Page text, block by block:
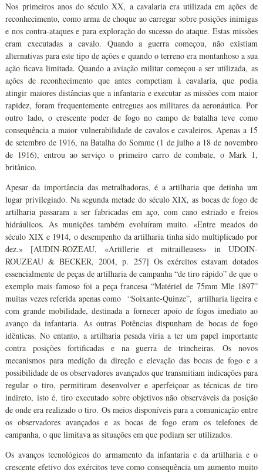
Nos primeiros anos do século XX, a cavalaria era utilizada em ações de
reconhecimento, como arma de choque ao carregar sobre posições inimigas
e nos contra-ataques e para exploração do sucesso do ataque. Estas missões
eram executadas a cavalo. Quando a guerra começou, não existiam
alternativas para este tipo de ações e quando o terreno era montanhoso a sua
ação ficava limitada. Quando a aviação militar começou a ser utilizada, as
ações de reconhecimento que antes competiam à cavalaria, que podia
atingir maiores distâncias que a infantaria e executar as missões com maior
rapidez, foram frequentemente entregues aos militares da aeronáutica. Por
outro lado, o crescente poder de fogo no campo de batalha teve como
consequência a maior vulnerabilidade de cavalos e cavaleiros. Apenas a 15
de setembro de 1916, na Batalha do Somme (1 de julho a 18 de novembro
de 1916), entrou ao serviço o primeiro carro de combate, o Mark 1,
britânico.
Apesar da importância das metralhadoras, é a artilharia que detinha um
lugar privilegiado. Na segunda metade do século XIX, as bocas de fogo de
artilharia passaram a ser fabricadas em aço, com cano estriado e freios
hidráulicos. As munições também evoluíram muito. «Entre meados do
século XIX e 1914, o desempenho da artilharia tinha sido multiplicado por
dez.» [AUDIN-ROZEAU, «Artillerie et mitrailleuses» in UDOIN-
ROUZEAU & BECKER, 2004, p. 257] Os exércitos estavam dotados
essencialmente de peças de artilharia de campanha “de tiro rápido” de que o
exemplo mais famoso foi a peça francesa “Matériel de 75mm Mle 1897”
muitas vezes referida apenas como “Soixante-Quinze”, artilharia ligeira e
com grande mobilidade, destinada a fornecer apoio de fogos imediato ao
avanço da infantaria. As outras Potências dispunham de bocas de fogo
idênticas. No entanto, a artilharia pesada viria a ter um papel importante
contra posições fortificadas e na guerra de trincheiras. Os novos
mecanismos para medição da direção e elevação das bocas de fogo e a
possibilidade de os observadores avançados que transmitiam indicações para
regular o tiro, permitiram desenvolver e aperfeiçoar as técnicas de tiro
indireto, isto é, tiro executado sobre objetivos não observáveis da posição
de onde era realizado o tiro. Os meios disponíveis para a comunicação entre
os observadores avançados e as bocas de fogo eram os telefones de
campanha, o que limitava as situações em que podiam ser utilizados.
Os avanços tecnológicos do armamento da infantaria e da artilharia e o
crescente efetivo dos exércitos teve como consequência um aumento muito